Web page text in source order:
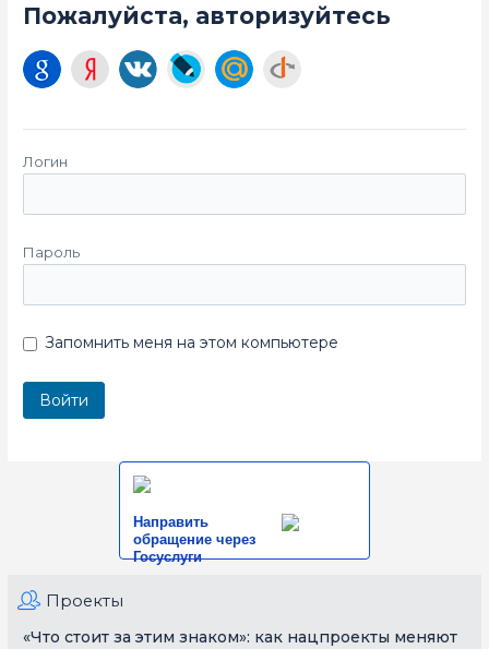
Пожалуйста, авторизуйтесь
Логин
Пароль
Запомнить меня на этом компьютере
Направить
обращение через
Госуслуги
Проекты
«Что стоит за этим знаком»: как нацпроекты меняют